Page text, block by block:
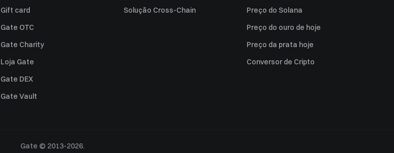
Gift card
Gate OTC
Gate Charity
Loja Gate
Gate DEX
Gate Vault
Solução Cross-Chain
Preço do Solana
Preço do ouro de hoje
Preço da prata hoje
Conversor de Cripto
Gate © 2013-2026.